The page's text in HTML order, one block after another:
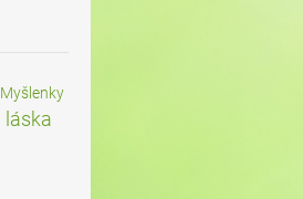
Myšlenky
láska